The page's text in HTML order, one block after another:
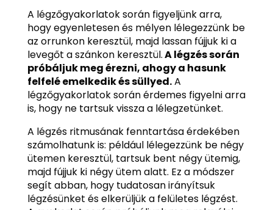
A légzőgyakorlatok során figyeljünk arra,
hogy egyenletesen és mélyen lélegezzünk be
az orrunkon keresztül, majd lassan fújjuk ki a
levegőt a szánkon keresztül.A légzés során
próbáljuk meg érezni, ahogy a hasunk
felfelé emelkedik és süllyed.A
légzőgyakorlatok során érdemes figyelni arra
is, hogy ne tartsuk vissza a lélegzetünket.
A légzés ritmusának fenntartása érdekében
számolhatunk is: például lélegezzünk be négy
ütemen keresztül, tartsuk bent négy ütemig,
majd fújjuk ki négy ütem alatt. Ez a módszer
segít abban, hogy tudatosan irányítsuk
légzésünket és elkerüljük a felületes légzést.